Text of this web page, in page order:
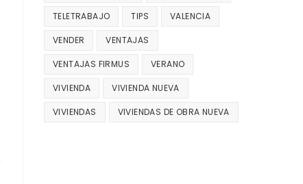
TELETRABAJO TIPS VALENCIA
VENDER VENTAJAS
VENTAJAS FIRMUS VERANO
VIVIENDA VIVIENDA NUEVA
VIVIENDAS VIVIENDAS DE OBRA NUEVA